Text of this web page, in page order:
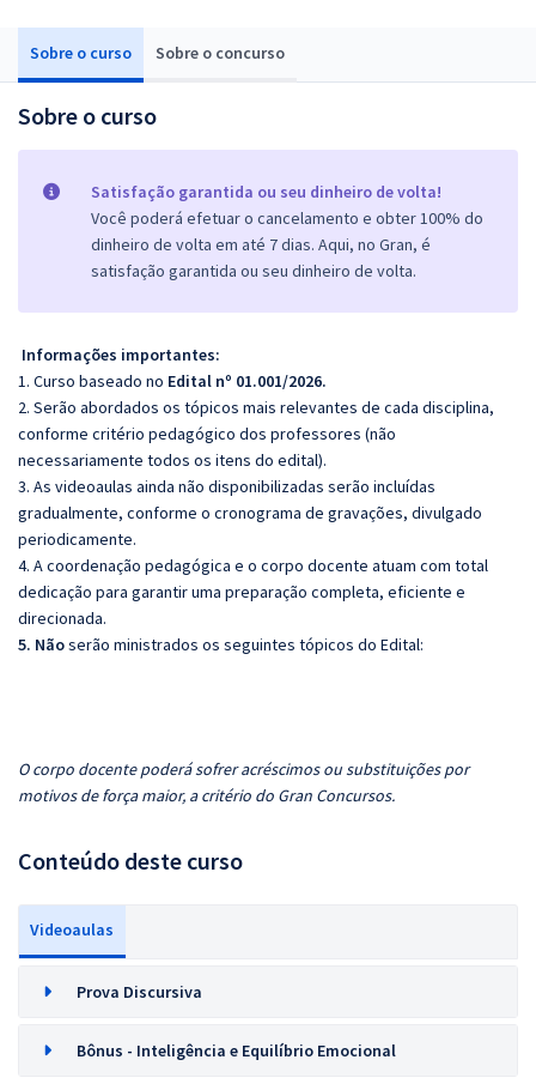
Sobre o curso Sobre o concurso
Sobre o curso
Satisfação garantida ou seu dinheiro de volta!
Você poderá efetuar o cancelamento e obter 100% do
dinheiro de volta em até 7 dias. Aqui, no Gran, é
satisfação garantida ou seu dinheiro de volta.
Informações importantes:
1. Curso baseado no Edital nº 01.001/2026.
2. Serão abordados os tópicos mais relevantes de cada disciplina,
conforme critério pedagógico dos professores (não
necessariamente todos os itens do edital).
3. As videoaulas ainda não disponibilizadas serão incluídas
gradualmente, conforme o cronograma de gravações, divulgado
periodicamente.
4. A coordenação pedagógica e o corpo docente atuam com total
dedicação para garantir uma preparação completa, eficiente e
direcionada.
5. Nãoserão ministrados os seguintes tópicos do Edital:
O corpo docente poderá sofrer acréscimos ou substituições por
motivos de força maior, a critério do Gran Concursos.
Conteúdo deste curso
Videoaulas
Prova Discursiva
Bônus - Inteligência e Equilíbrio Emocional